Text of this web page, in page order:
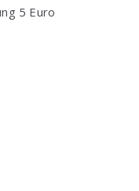
5 Euro